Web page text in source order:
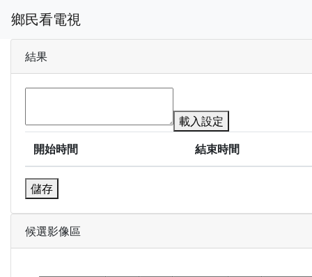
鄉民看電視
結果
載入設定
開始時間
結束時間
儲存
候選影像區